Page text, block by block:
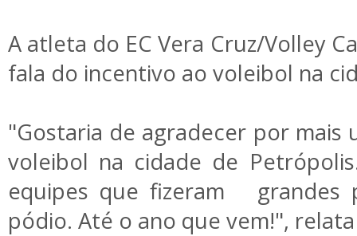
A atleta do EC Vera Cruz/Volley
fala do incentivo ao voleibol na
"Gostaria de agradecer por mais
voleibol na cidade de
equipes que fizeram grandes
pódio. Até o ano que vem!",